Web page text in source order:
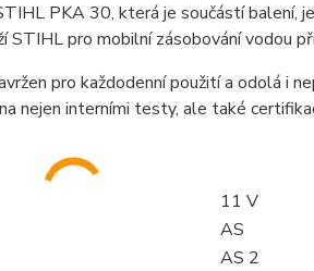
PKA 30, která je součástí balení,
STIHL pro mobilní zásobování vodou
pro každodenní použití a odolá i
nejen interními testy, ale také
11 V
AS
AS 2